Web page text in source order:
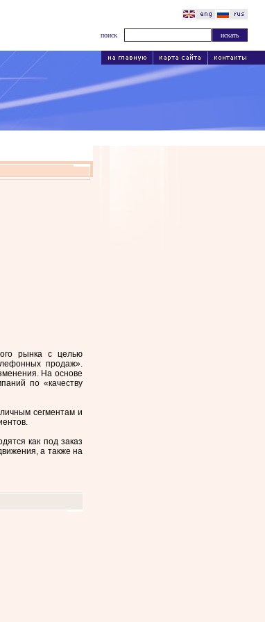
поиск
рынка с целью
продаж».
На основе
по «качеству
сегментам и
как под заказ
а также на